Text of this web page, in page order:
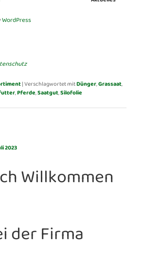
WordPress
|Verschlagwortet mitDünger,Grassaat,
,Pferde,Saatgut,Silofolie
2023
Willkommen
der Firma